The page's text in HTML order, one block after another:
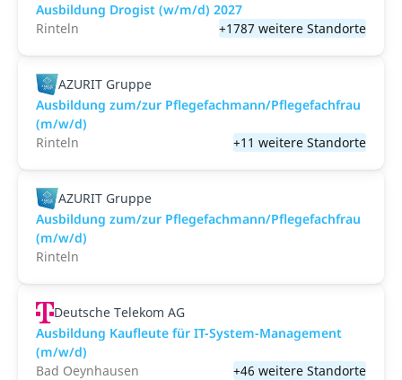
Ausbildung Drogist (w/m/d) 2027
Rinteln
+1787 weitere Standorte
AZURIT Gruppe
Ausbildung zum/zur Pflegefachmann/Pflegefachfrau
(m/w/d)
Rinteln
+11 weitere Standorte
AZURIT Gruppe
Ausbildung zum/zur Pflegefachmann/Pflegefachfrau
(m/w/d)
Rinteln
Deutsche Telekom AG
Ausbildung Kaufleute für IT-System-Management
(m/w/d)
Bad Oeynhausen
+46 weitere Standorte